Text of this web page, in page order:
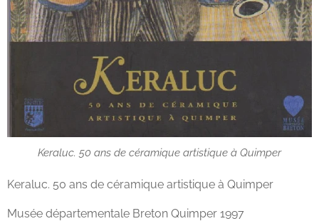
Keraluc. 50 ans de céramique artistique à Quimper
Keraluc. 50 ans de céramique artistique à Quimper
Musée départementale Breton Quimper 1997